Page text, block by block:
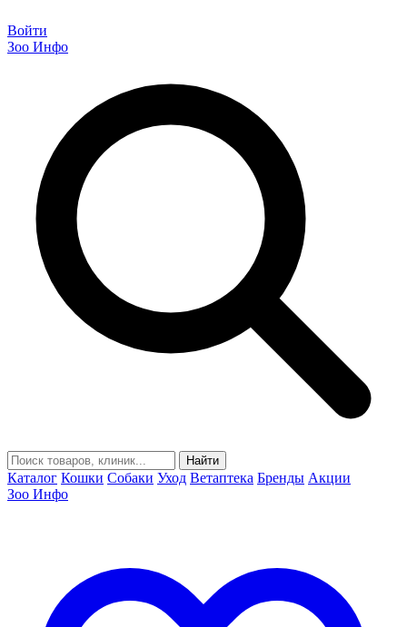
Войти
Зоо Инфо
Найти
Каталог Кошки Собаки Уход Ветаптека Бренды Акции
Зоо Инфо